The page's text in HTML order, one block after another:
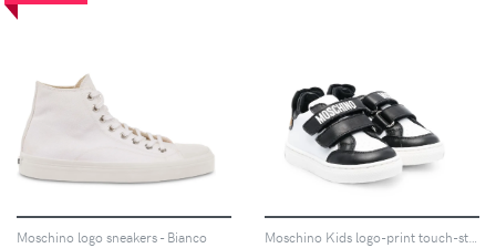
Moschino logo sneakers - Bianco